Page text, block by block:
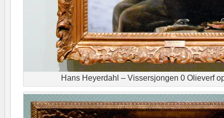
Hans Heyerdahl – Vissersjongen 0 Olieverf